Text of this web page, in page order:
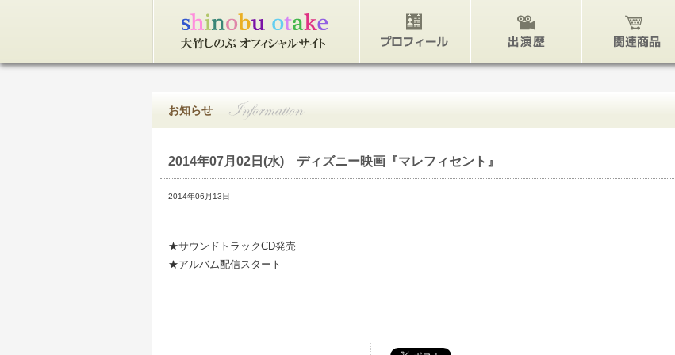
お知らせ
2014年07月02日(水) ディズニー映画『マレフィセント』
2014年06月13日
★サウンドトラックCD発売
★アルバム配信スタート